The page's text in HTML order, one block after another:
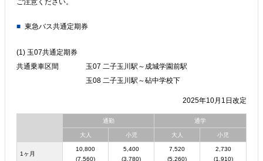
ご注意ください。
東急バス共通定期券
(1) 玉07共通定期券
共通乗車区間
玉07 二子玉川駅～成城学園前駅
玉08 二子玉川駅～砧中学校下
2025年10月1日改定
通勤 通学
大人 小児 大人 小児
1ヶ月
10,800
(7,560)
5,400
(3,780)
7,520
(5,260)
2,730
(1,910)